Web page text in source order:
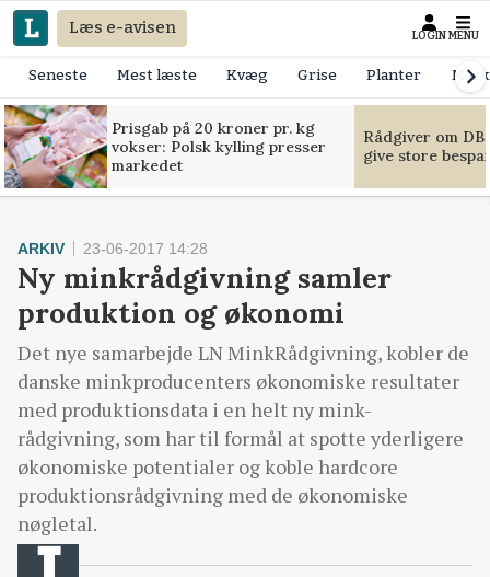
Læs e-avisen LOGIN MENU
Seneste Mest læste Kvæg Grise Planter
Prisgab på 20 kroner pr. kg
vokser: Polsk kylling presser
markedet
Rådgiver om
give store
ARKIV 23-06-2017 14:28
Ny minkrådgivning samler
produktion og økonomi
Det nye samarbejde LN MinkRådgivning, kobler de
danske minkproducenters økonomiske resultater
med produktionsdata i en helt ny mink-
rådgivning, som har til formål at spotte yderligere
økonomiske potentialer og koble hardcore
produktionsrådgivning med de økonomiske
nøgletal.